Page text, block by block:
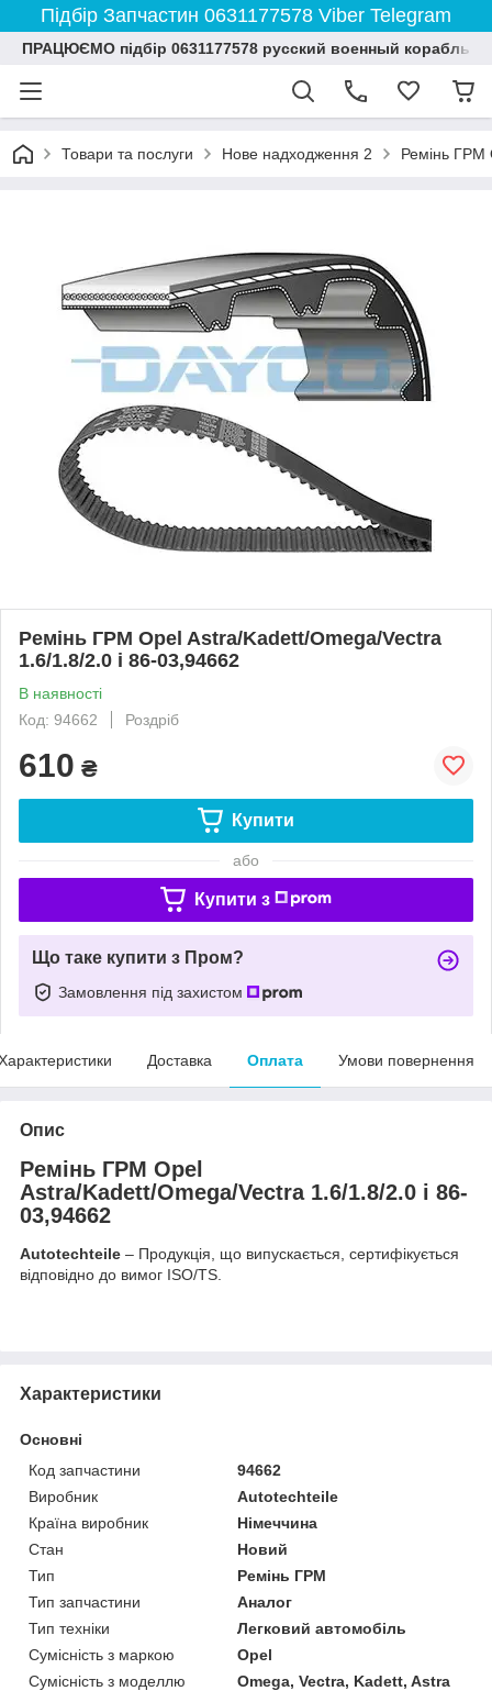
Підбір Запчастин 0631177578 Viber Telegram
ПРАЦЮЄМО підбір 0631177578 русский военный корабль
Товари та послуги Нове надходження 2 Ремінь ГРМ
Ремінь ГРМ Opel Astra/Kadett/Omega/Vectra
1.6/1.8/2.0 i 86-03,94662
В наявності
Код: 94662
Роздріб
610 ₴
Купити
або
Купити з
Що таке купити з Пром?
Замовлення під захистом
Доставка Оплата Умови повернення
Опис
Ремінь ГРМ Opel
Astra/Kadett/Omega/Vectra 1.6/1.8/2.0 i 86-
03,94662
Autotechteile – Продукція, що випускається, сертифікується
відповідно до вимог ISO/TS.
Характеристики
Основні
Код запчастини
94662
Виробник
Autotechteile
Країна виробник
Німеччина
Стан
Новий
Тип
Ремінь ГРМ
Тип запчастини
Аналог
Тип техніки
Легковий автомобіль
Сумісність з маркою
Opel
Сумісність з моделлю
Omega, Vectra, Kadett, Astra